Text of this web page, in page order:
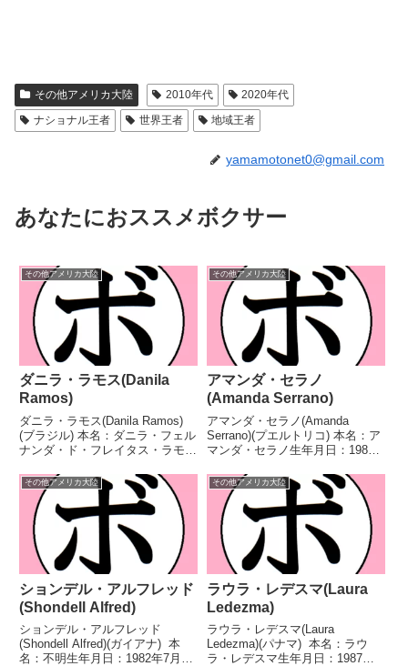
その他アメリカ大陸 2010年代
2020年代
ナショナル王者
世界王者 地域王者
yamamotonet0@gmail.com
あなたにおススメボクサー
その他アメリカ大陸
ダニラ・ラモス(Danila
Ramos)
ダニラ・ラモス(Danila Ramos)
(ブラジル) 本名：ダニラ・フェル
ナンダ・ド・フレイタス・ラモス
ブラジル戦績：20戦15勝(1KO)5
敗 【獲得タイトル】ブラジル女
子フェザー級王座南米女子フェザ
ー...
その他アメリカ大陸
アマンダ・セラノ
(Amanda Serrano)
アマンダ・セラノ(Amanda
Serrano)(プエルトリコ) 本名：ア
マンダ・セラノ生年月日：1988
績：54戦49勝(32KO)4敗1分 【獲
得タイトル】NABF北米女子フェ
ザー級王座UBF世界女子フェ...
その他アメリカ大陸
ションデル・アルフレッド
(Shondell Alfred)
ションデル・アルフレッド
(Shondell Alfred)(ガイアナ) 本
名：不明生年月日：1982年7月7
その他アメリカ大陸
ラウラ・レデスマ(Laura
Ledezma)
ラウラ・レデスマ(Laura
Ledezma)(パナマ) 本名：ラウ
ラ・レデスマ生年月日：1987年9